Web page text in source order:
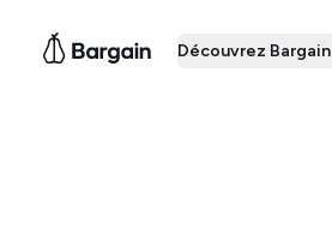
Découvrez Bargain